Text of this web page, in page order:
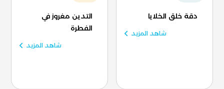
دقة خلق الخلايا
شاهد المزيد
التدين مغروز في
الفطرة
شاهد المزيد